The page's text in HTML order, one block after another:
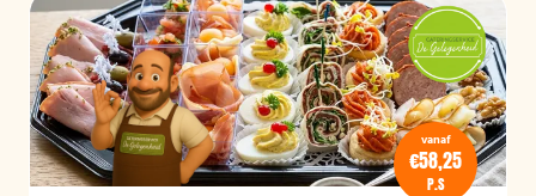
vanaf
€58,25
P.S